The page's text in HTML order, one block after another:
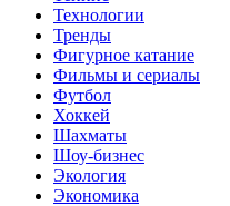
Технологии
Тренды
Фигурное катание
Фильмы и сериалы
Футбол
Хоккей
Шахматы
Шоу-бизнес
Экология
Экономика